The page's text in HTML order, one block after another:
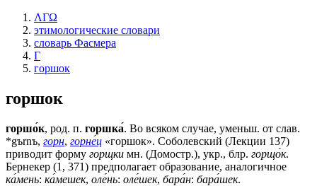
ΛΓΩ
этимологические словари
словарь Фасмера
Г
горшок
горшок
горшо́к, род. п. горшка́. Во всяком случае, уменьш. от слав.
*gъrnъ, горн, горне́ц «горшок». Соболевский (Лекции 137)
приводит форму горщки мн. (Домостр.), укр., блр. горщо́к.
Бернекер (1, 371) предполагает образование, аналогичное
ка́мень: ка́мешек, оле́нь: оле́шек, бара́н: бара́шек.